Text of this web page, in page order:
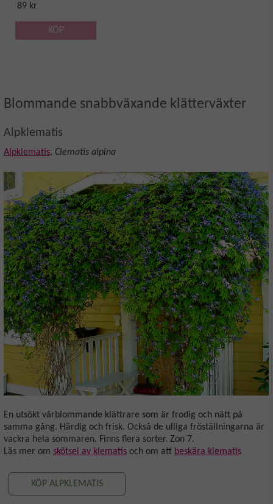
89 kr
KÖP
Blommande snabbväxande klätterväxter
Alpklematis
Alpklematis, Clematis alpina
En utsökt vårblommande klättrare som är frodig och nätt på
samma gång. Härdig och frisk. Också de ulliga fröställningarna är
vackra hela sommaren. Finns flera sorter. Zon 7.
Läs mer om skötsel av klematis och om att beskära klematis
KÖP ALPKLEMATIS